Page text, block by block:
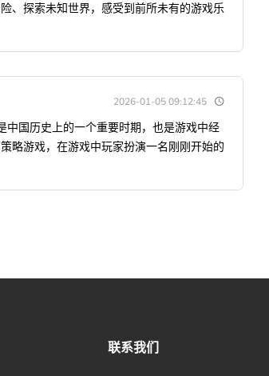
、探索未知世界，感受到前所未有的游戏乐
2026-01-05 09:12:45
中国历史上的一个重要时期，也是游戏中经
略游戏，在游戏中玩家扮演一名刚刚开始的
联系我们